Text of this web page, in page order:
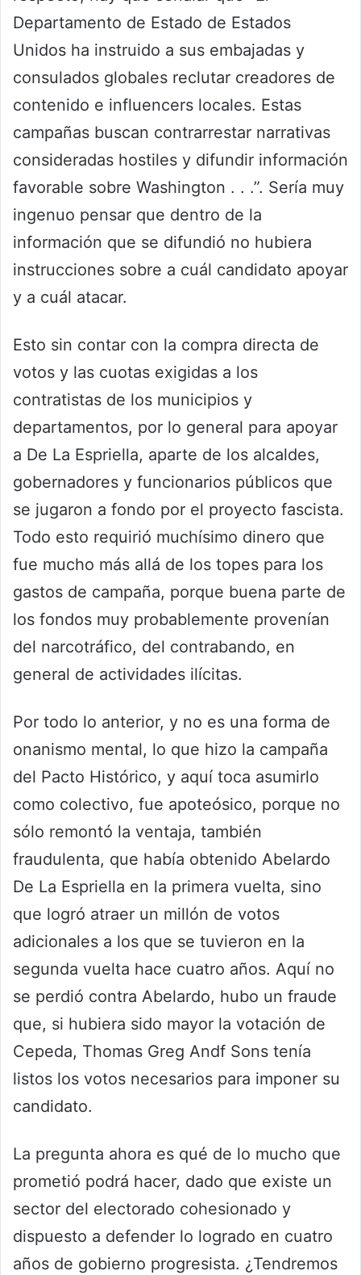
Departamento de Estado de Estados
Unidos ha instruido a sus embajadas y
consulados globales reclutar creadores de
contenido e influencers locales. Estas
campañas buscan contrarrestar narrativas
consideradas hostiles y difundir información
favorable sobre Washington . . .”. Sería muy
ingenuo pensar que dentro de la
información que se difundió no hubiera
instrucciones sobre a cuál candidato apoyar
y a cuál atacar.
Esto sin contar con la compra directa de
votos y las cuotas exigidas a los
contratistas de los municipios y
departamentos, por lo general para apoyar
a De La Espriella, aparte de los alcaldes,
gobernadores y funcionarios públicos que
se jugaron a fondo por el proyecto fascista.
Todo esto requirió muchísimo dinero que
fue mucho más allá de los topes para los
gastos de campaña, porque buena parte de
los fondos muy probablemente provenían
del narcotráfico, del contrabando, en
general de actividades ilícitas.
Por todo lo anterior, y no es una forma de
onanismo mental, lo que hizo la campaña
del Pacto Histórico, y aquí toca asumirlo
como colectivo, fue apoteósico, porque no
sólo remontó la ventaja, también
fraudulenta, que había obtenido Abelardo
De La Espriella en la primera vuelta, sino
que logró atraer un millón de votos
adicionales a los que se tuvieron en la
segunda vuelta hace cuatro años. Aquí no
se perdió contra Abelardo, hubo un fraude
que, si hubiera sido mayor la votación de
Cepeda, Thomas Greg Andf Sons tenía
listos los votos necesarios para imponer su
candidato.
La pregunta ahora es qué de lo mucho que
prometió podrá hacer, dado que existe un
sector del electorado cohesionado y
dispuesto a defender lo logrado en cuatro
años de gobierno progresista. ¿Tendremos